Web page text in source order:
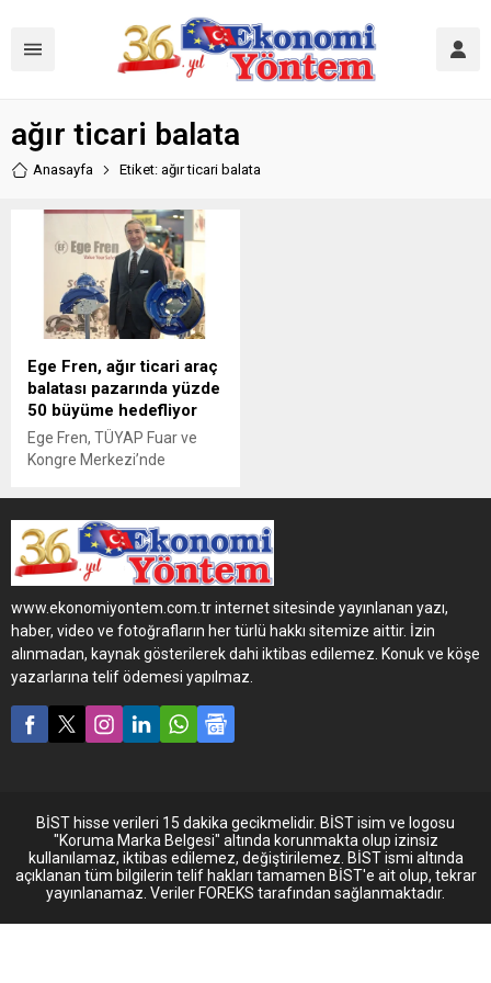
ağır ticari balata
Anasayfa Etiket: ağır ticari balata
Ege Fren, ağır ticari araç
balatası pazarında yüzde
50 büyüme hedefliyor
Ege Fren, TÜYAP Fuar ve
Kongre Merkezi’nde
Automechanica Fuarı’na
katıldı. Son dönemde Güney
Amerika, Asya ve Avrupa’da
faaliyet gösteren sanayi
firmaları ile yaptığı yeni
distribütörlük anlaşmalarıyla
hedef büyüten Ege Fren,
2016 yılında ağır ticari araç
fren balatası pazarında
amaçlıyor.
www.ekonomiyontem.com.tr internet sitesinde yayınlanan yazı,
haber, video ve fotoğrafların her türlü hakkı sitemize aittir. İzin
alınmadan, kaynak gösterilerek dahi iktibas edilemez. Konuk ve köşe
yazarlarına telif ödemesi yapılmaz.
BİST hisse verileri 15 dakika gecikmelidir. BİST isim ve logosu
"Koruma Marka Belgesi" altında korunmakta olup izinsiz
kullanılamaz, iktibas edilemez, değiştirilemez. BİST ismi altında
açıklanan tüm bilgilerin telif hakları tamamen BİST'e ait olup, tekrar
yayınlanamaz. Veriler FOREKS tarafından sağlanmaktadır.